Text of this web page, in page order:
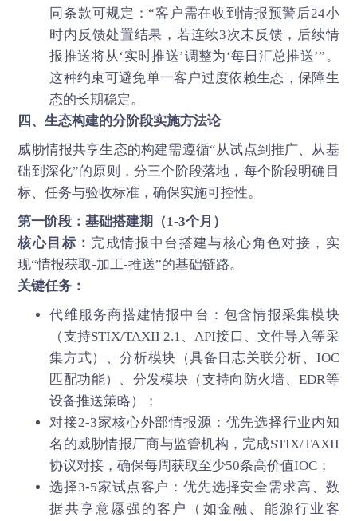
同条款可规定：“客户需在收到情报预警后24小
时内反馈处置结果，若连续3次未反馈，后续情
报推送将从‘实时推送’调整为‘每日汇总推送’”。
这种约束可避免单一客户过度依赖生态，保障生
态的长期稳定。
四、生态构建的分阶段实施方法论
威胁情报共享生态的构建需遵循“从试点到推广、从基
础到深化”的原则，分三个阶段落地，每个阶段明确目
标、任务与验收标准，确保实施可控性。
第一阶段：基础搭建期（1-3个月）
核心目标： 完成情报中台搭建与核心角色对接，实
现“情报获取-加工-推送”的基础链路。
关键任务：
代维服务商搭建情报中台：包含情报采集模块
（支持STIX/TAXII 2.1、API接口、文件导入等采
集方式）、分析模块（具备日志关联分析、IOC
匹配功能）、分发模块（支持向防火墙、EDR等
设备推送策略）；
对接2-3家核心外部情报源：优先选择行业内知
名的威胁情报厂商与监管机构，完成STIX/TAXII
协议对接，确保每周获取至少50条高价值IOC；
选择3-5家试点客户：优先选择安全需求高、数
据共享意愿强的客户（如金融、能源行业客